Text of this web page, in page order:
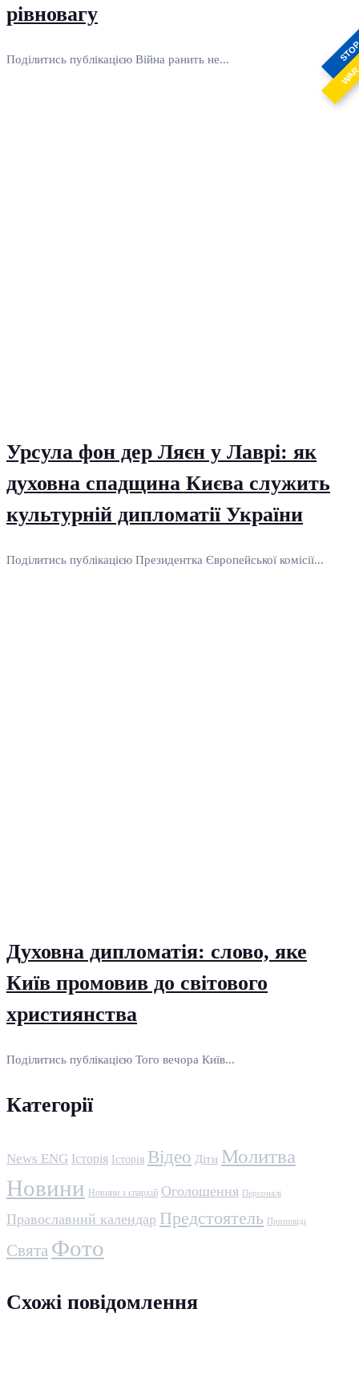
рівновагу
Поділитись публікацією Війна ранить не...
Урсула фон дер Ляєн у Лаврі: як
духовна спадщина Києва служить
культурній дипломатії України
Поділитись публікацією Президентка Європейської комісії...
Духовна дипломатія: слово, яке
Київ промовив до світового
християнства
Поділитись публікацією Того вечора Київ...
Категорії
News ENG Історія Історія Відео Діти Молитва
Новини Новини з єпархій Оголошення Персоналі
Православний календар Предстоятель Проповіді
Свята Фото
Схожі повідомлення